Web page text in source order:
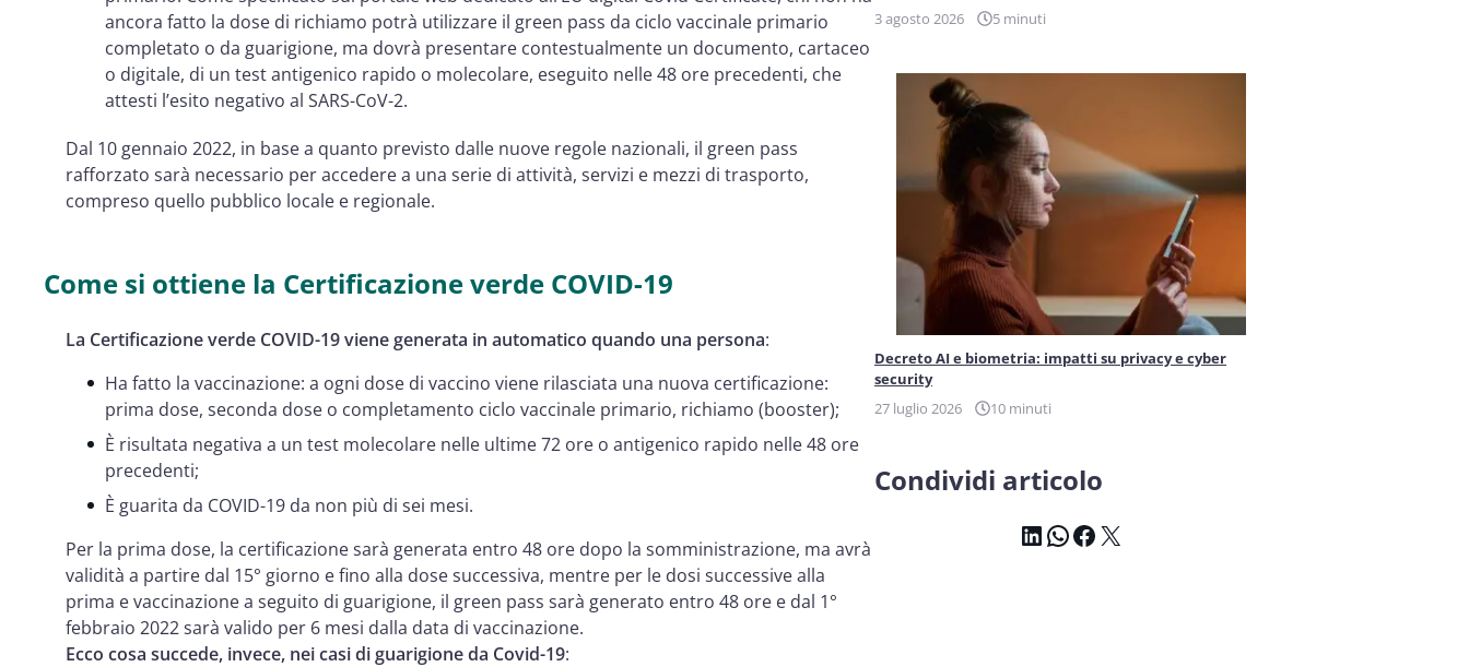
ancora fatto la dose di richiamo potrà utilizzare il green pass da ciclo vaccinale primario
completato o da guarigione, ma dovrà presentare contestualmente un documento, cartaceo
o digitale, di un test antigenico rapido o molecolare, eseguito nelle 48 ore precedenti, che
attesti l’esito negativo al SARS-CoV-2.
Dal 10 gennaio 2022, in base a quanto previsto dalle nuove regole nazionali, il green pass
rafforzato sarà necessario per accedere a una serie di attività, servizi e mezzi di trasporto,
compreso quello pubblico locale e regionale.
Come si ottiene la Certificazione verde COVID-19
La Certificazione verde COVID-19 viene generata in automatico quando una persona:
Ha fatto la vaccinazione: a ogni dose di vaccino viene rilasciata una nuova certificazione:
prima dose, seconda dose o completamento ciclo vaccinale primario, richiamo (booster);
È risultata negativa a un test molecolare nelle ultime 72 ore o antigenico rapido nelle 48 ore
precedenti;
È guarita da COVID-19 da non più di sei mesi.
Per la prima dose, la certificazione sarà generata entro 48 ore dopo la somministrazione, ma avrà
validità a partire dal 15° giorno e fino alla dose successiva, mentre per le dosi successive alla
prima e vaccinazione a seguito di guarigione, il green pass sarà generato entro 48 ore e dal 1°
febbraio 2022 sarà valido per 6 mesi dalla data di vaccinazione.
Ecco cosa succede, invece, nei casi di guarigione da Covid-19:
3 agosto 2026
5 minuti
Decreto AI e biometria: impatti su privacy e cyber
security
27 luglio 2026
10 minuti
Condividi articolo
LinkedIn WhatsApp Facebook X